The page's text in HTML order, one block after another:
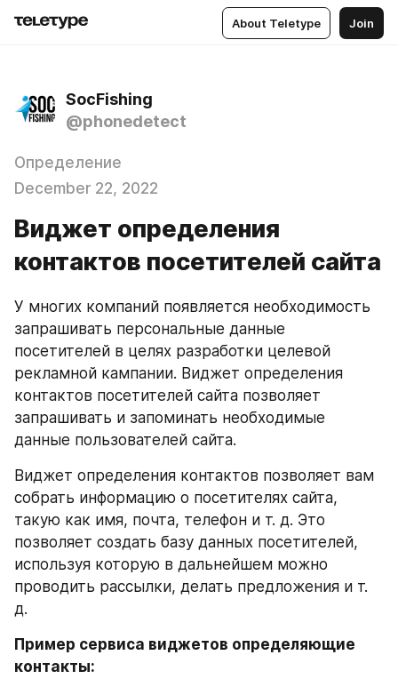
About Teletype Join
SocFishing
@phonedetect
Определение
December 22, 2022
Виджет определения
контактов посетителей сайта
У многих компаний появляется необходимость
запрашивать персональные данные
посетителей в целях разработки целевой
рекламной кампании. Виджет определения
контактов посетителей сайта позволяет
запрашивать и запоминать необходимые
данные пользователей сайта.
Виджет определения контактов позволяет вам
собрать информацию о посетителях сайта,
такую как имя, почта, телефон и т. д. Это
позволяет создать базу данных посетителей,
используя которую в дальнейшем можно
проводить рассылки, делать предложения и т.
д.
Пример сервиса виджетов определяющие
контакты: